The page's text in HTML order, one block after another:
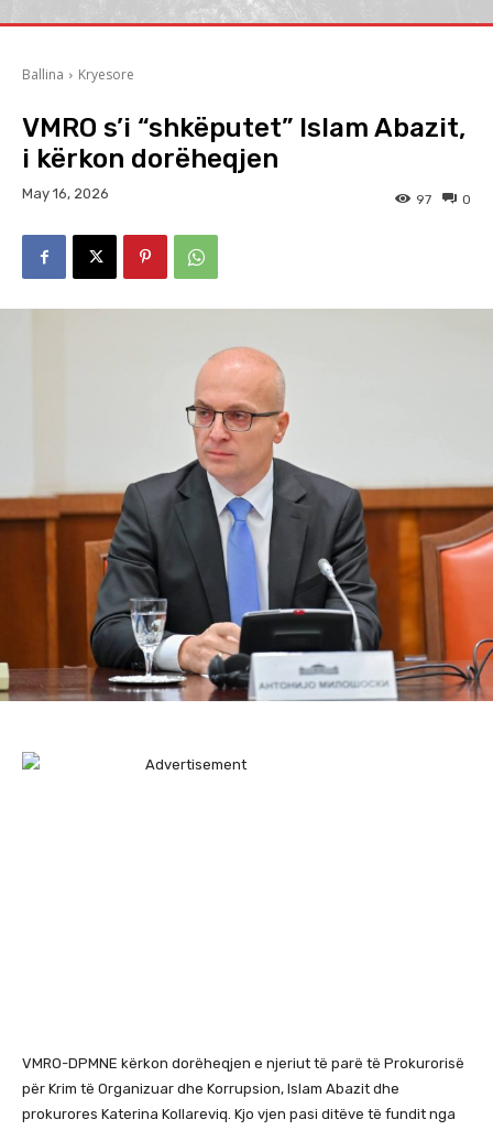
Ballina Kryesore
VMRO s’i “shkëputet” Islam Abazit,
i kërkon dorëheqjen
May 16, 2026 0
97
VMRO-DPMNE kërkon dorëheqjen e njeriut të parë të Prokurorisë
për Krim të Organizuar dhe Korrupsion, Islam Abazit dhe
prokurores Katerina Kollareviq. Kjo vjen pasi ditëve të fundit nga